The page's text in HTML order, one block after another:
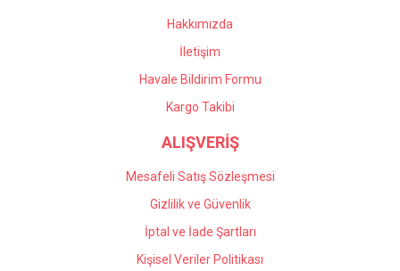
Hakkımızda
İletişim
Havale Bildirim Formu
Kargo Takibi
ALIŞVERİŞ
Mesafeli Satış Sözleşmesi
Gizlilik ve Güvenlik
İptal ve İade Şartları
Kişisel Veriler Politikası